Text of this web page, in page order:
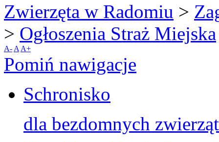
Zwierzęta w Radomiu >
> Ogłoszenia Straż Miejska
A- A A+
Pomiń nawigacje
Schronisko
dla bezdomnych zwierząt